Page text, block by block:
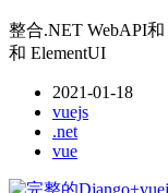
整合.NET WebAPI
和 ElementUI
2021-01-18
vuejs
.net
vue